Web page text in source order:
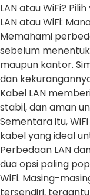
LAN atau WiFi?
LAN atau WiFi:
Memahami
sebelum
maupun kantor.
dan
Kabel LAN
stabil, dan aman
Sementara itu,
kabel yang ideal
Perbedaan LAN
dua opsi paling
WiFi. Masing-
tersendiri,